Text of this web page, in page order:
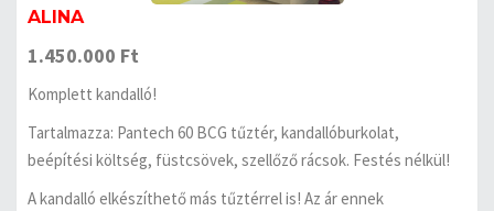
ALINA
1.450.000 Ft
Komplett kandalló!
Tartalmazza: Pantech 60 BCG tűztér, kandallóburkolat,
beépítési költség, füstcsövek, szellőző rácsok. Festés nélkül!
A kandalló elkészíthető más tűztérrel is! Az ár ennek